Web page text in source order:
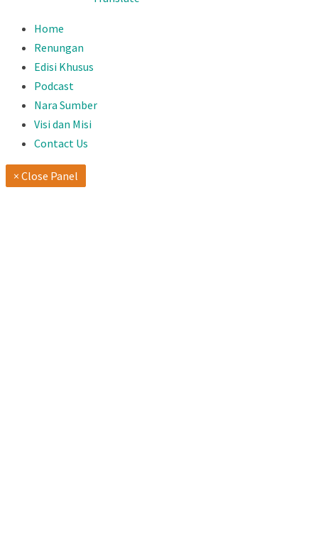
Home
Renungan
Edisi Khusus
Podcast
Nara Sumber
Visi dan Misi
Contact Us
× Close Panel